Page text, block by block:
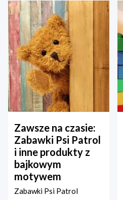
Zawsze na czasie:
Zabawki Psi Patrol
i inne produkty z
bajkowym
motywem
Zabawki Psi Patrol